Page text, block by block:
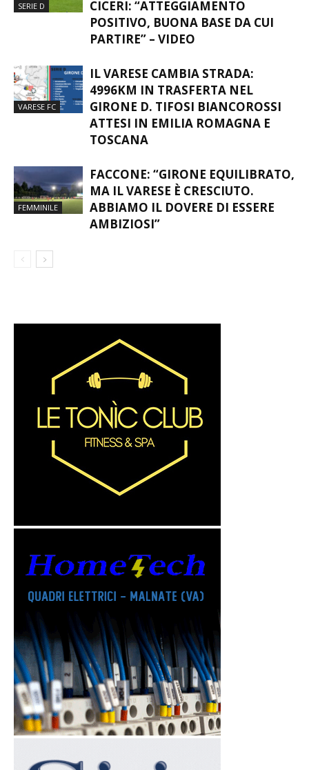
INDICAZIONI PER IL VARESE.
CICERI: “ATTEGGIAMENTO
POSITIVO, BUONA BASE DA CUI
IL VARESE CAMBIA STRADA:
4996KM IN TRASFERTA NEL
GIRONE D. TIFOSI BIANCOROSSI
ATTESI IN EMILIA ROMAGNA E
FACCONE: “GIRONE EQUILIBRATO,
MA IL VARESE È CRESCIUTO.
ABBIAMO IL DOVERE DI ESSERE